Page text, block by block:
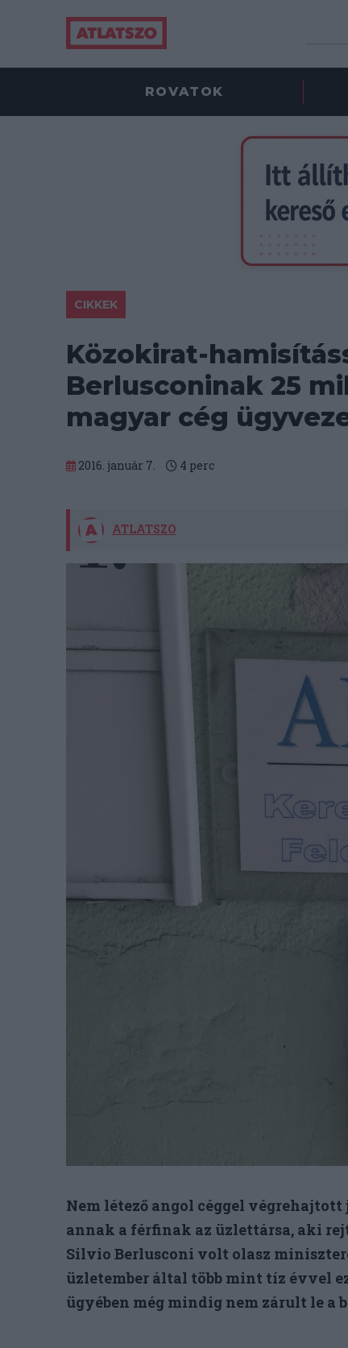
ROVATOK
CIKKEK
Közokirat-
Berlusconinak 25
magyar cég
2016. január 7. 4 perc
ATLATSZO
Nem létező angol céggel
annak a férfinak az üzlettársa, aki
Silvio Berlusconi volt olasz
üzletember által több mint tíz évvel
ügyében még mindig nem zárult le a